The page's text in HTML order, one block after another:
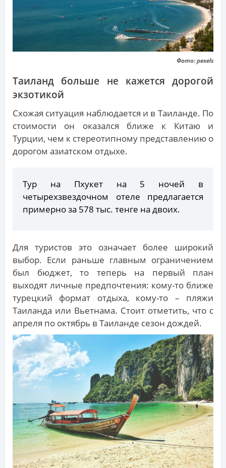
Фото: pexels
Таиланд больше не кажется дорогой
экзотикой
Схожая ситуация наблюдается и в Таиланде. По
стоимости он оказался ближе к Китаю и
Турции, чем к стереотипному представлению о
дорогом азиатском отдыхе.
Тур на Пхукет на 5 ночей в
четырехзвездочном отеле предлагается
примерно за 578 тыс. тенге на двоих.
Для туристов это означает более широкий
выбор. Если раньше главным ограничением
был бюджет, то теперь на первый план
выходят личные предпочтения: кому-то ближе
турецкий формат отдыха, кому-то – пляжи
Таиланда или Вьетнама. Стоит отметить, что с
апреля по октябрь в Таиланде сезон дождей.